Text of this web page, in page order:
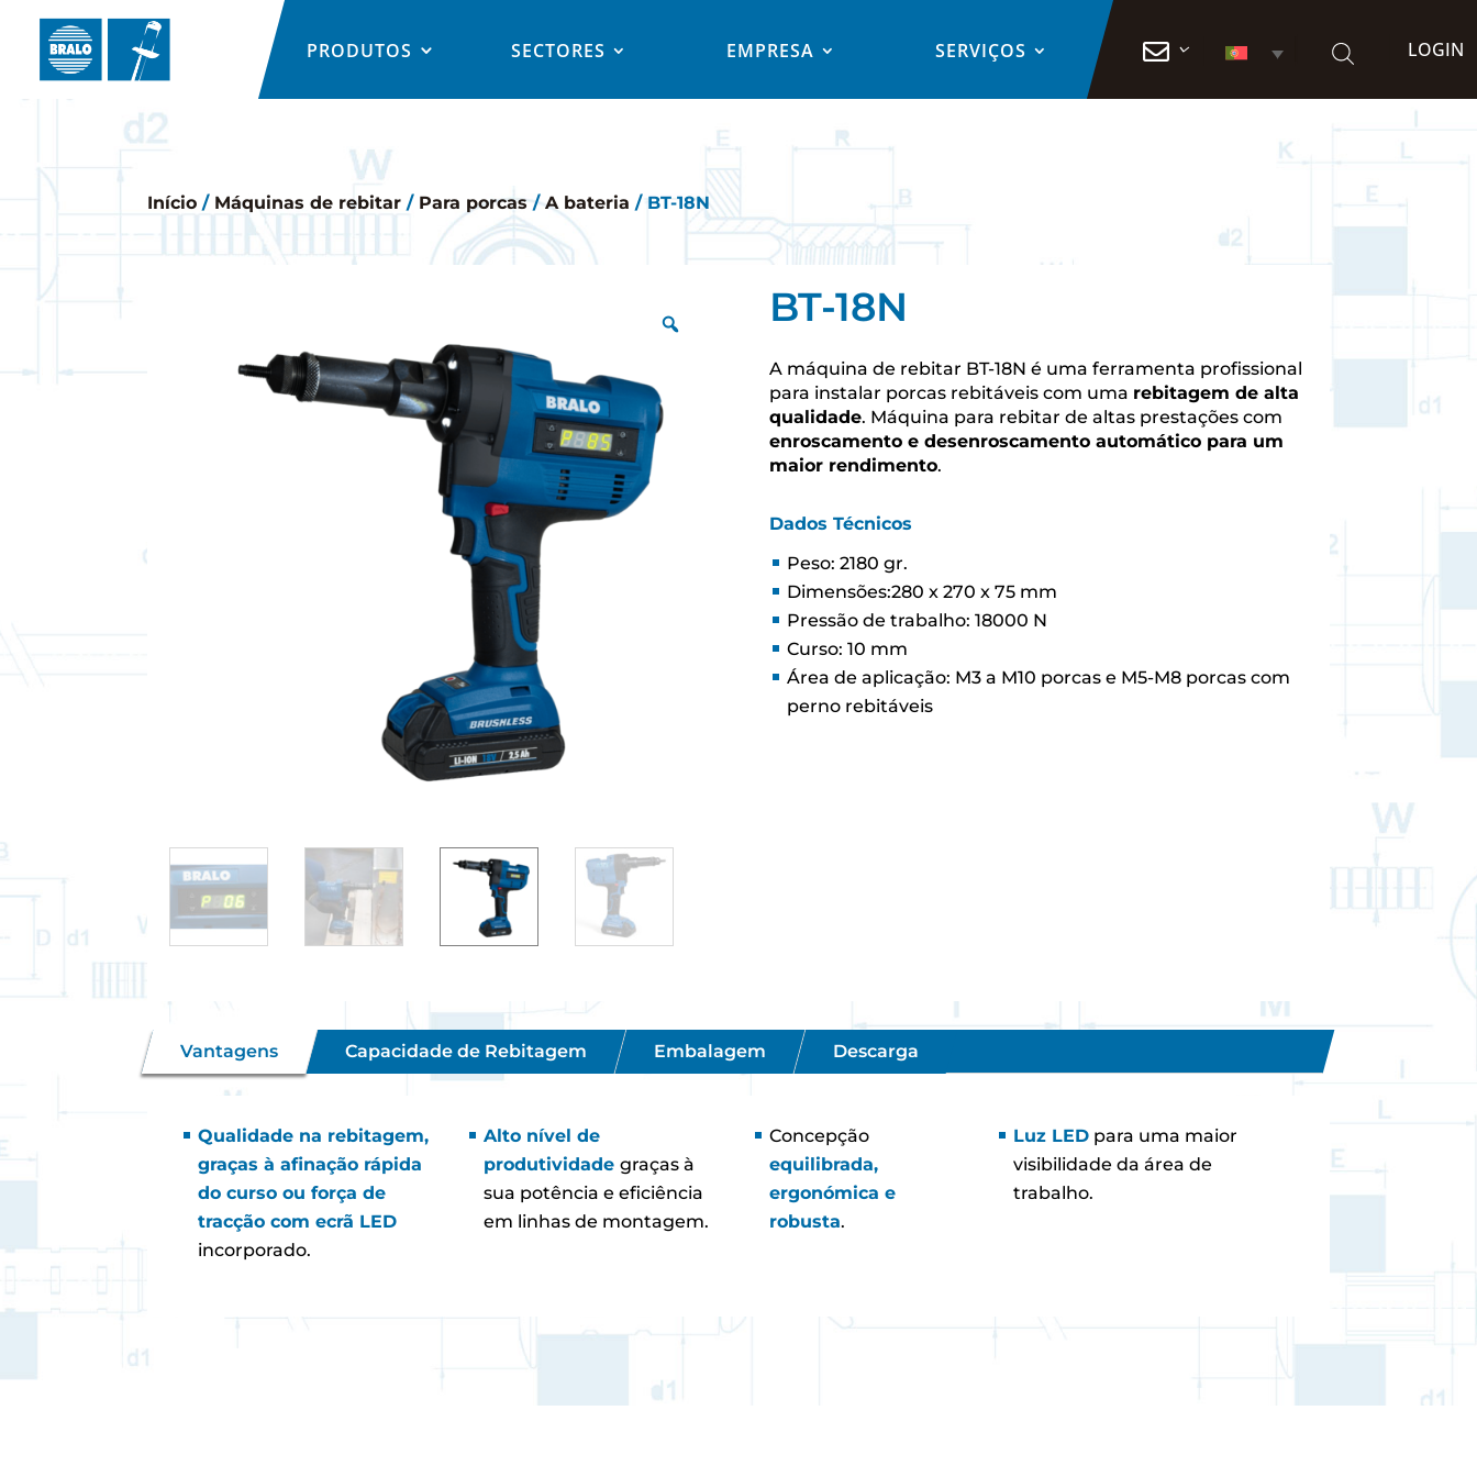
PRODUTOS SECTORES EMPRESA SERVIÇOS  LOGIN
Início / Máquinas de rebitar / Para porcas/A bateria / BT-18N
BT-18N
A máquina de rebitar BT-18N é uma ferramenta profissional
para instalar porcas rebitáveis com uma rebitagem de alta
qualidade. Máquina para rebitar de altas prestações com
enroscamento e desenroscamento automático para um
maior rendimento.
Dados Técnicos
Peso: 2180 gr.
Dimensões:280 x 270 x 75 mm
Pressão de trabalho: 18000 N
Curso: 10 mm
Área de aplicação: M3 a M10 porcas e M5-M8 porcas com
perno rebitáveis
Vantagens Capacidade de Rebitagem Embalagem Descarga
Qualidade na rebitagem,
graças à afinação rápida
do curso ou força de
tracção com ecrã LED
incorporado.
Alto nível de
produtividadegraças à
sua potência e eficiência
em linhas de montagem.
Concepção
equilibrada,
ergonómica e
robusta.
Luz LEDpara uma maior
visibilidade da área de
trabalho.